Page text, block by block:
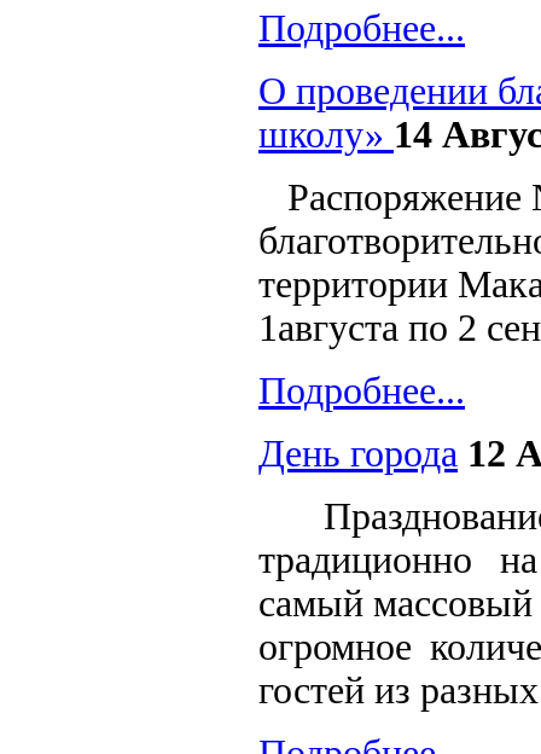
Подробнее...
О проведении
школу» 14
Распоряжение
территории
1августа по 2
Подробнее...
День города 12
традиционно
самый массовый
огромное
гостей из